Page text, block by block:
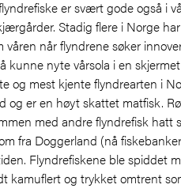
er svært gode også i
Stadig flere i Norge
våren når flyndrene søker
kunne nyte vårsola i en
og mest kjente flyndrearten i
og er en høyt skattet matfisk.
med andre flyndrefisk hatt
fra Doggerland (nå
Flyndrefiskene ble spiddet
kamuflert og trykket omtrent